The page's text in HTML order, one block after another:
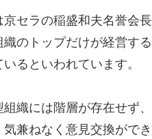
京セラの稲盛和夫名誉会
織のトップだけが経営す
るといわれています。
織には階層が存在せず
気兼ねなく意見交換がで